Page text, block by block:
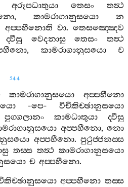
අරූපධාතුයා තෙසං
තත්‍ථ
, කාමරාගානුසයො
න
අප‍්පහීනොති වා.තෙසඤ‍්ඤෙව
ද‍්වීසු වෙදනාසු තෙසං
තත්‍ථ
, කාමරාගානුසයො
ච
544
කාමරාගානුසයො
අප‍්පහීනො
-පෙ- විචිකිච‍්ඡානුසයො
පුග‍්ගලානං කාමධාතුයා
ද‍්වීසු
අප‍්පහීනො,නො
අප‍්පහීනො.පුථුජ‍්ජනස‍්ස
තස‍්ස තත්‍ථ කාමරාගානුසයො
ච අප‍්පහීනො.
අප‍්පහීනො තස‍්ස